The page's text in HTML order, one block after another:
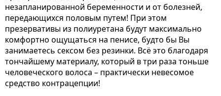
незапланированной беременности и от болезней,
передающихся половым путем! При этом
презервативы из полиуретана будут максимально
комфортно ощущаться на пенисе, будто бы Вы
занимаетесь сексом без резинки. Всё это благодаря
тончайшему материалу, который в три раза тоньше
человеческого волоса – практически невесомое
средство контрацепции!